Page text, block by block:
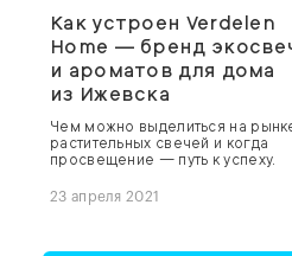
Как устроен Verdelen
Home — бренд
и ароматов для дома
из Ижевска
Чем можно выделиться на
растительных свечей и когда
просвещение — путь к успеху.
23 апреля 2021